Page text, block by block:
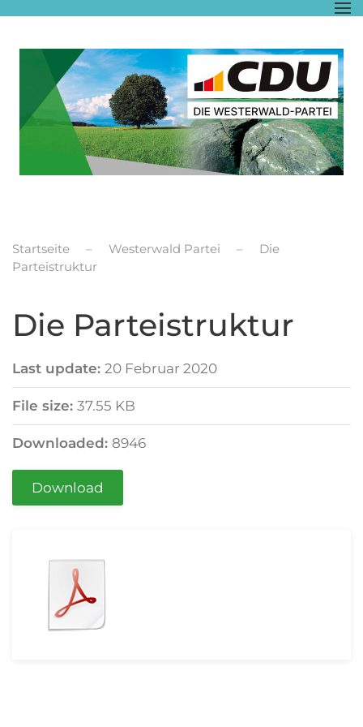
Zum Hauptinhalt springen
Startseite Westerwald Partei
Die
Parteistruktur
Die Parteistruktur
Last update: 20 Februar 2020
File size: 37.55 KB
Downloaded: 8946
Download